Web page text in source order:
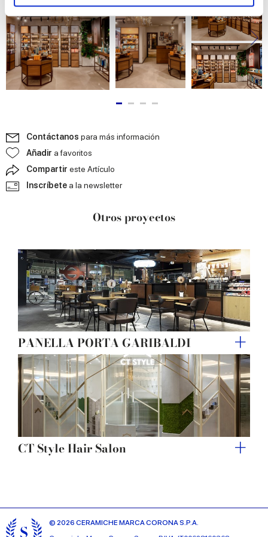
and set your preferences in thedetails section.
We use cookies to personalise content and ads, to
provide social media features and to analyse our traffic.
We also share information about your use of our site with
our social media, advertising and analytics partners who
may combine it with other information that you’ve
provided to them or that they’ve collected from your use
Contáctanos para más información
Añadir a favoritos
Compartir este Artículo
Inscríbete a la newsletter
Otros proyectos
PANELLA PORTA GARIBALDI
CT Style Hair Salon
© 2026 CERAMICHE MARCA CORONA S.P.A.